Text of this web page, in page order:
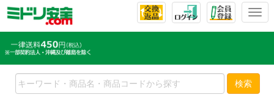
T
l
e
n
検索